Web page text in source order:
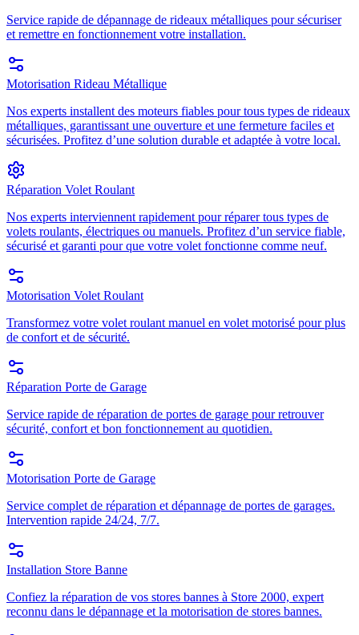
Service rapide de dépannage de rideaux métalliques pour sécuriser
et remettre en fonctionnement votre installation.
Motorisation Rideau Métallique
Nos experts installent des moteurs fiables pour tous types de rideaux
métalliques, garantissant une ouverture et une fermeture faciles et
sécurisées. Profitez d’une solution durable et adaptée à votre local.
Réparation Volet Roulant
Nos experts interviennent rapidement pour réparer tous types de
volets roulants, électriques ou manuels. Profitez d’un service fiable,
sécurisé et garanti pour que votre volet fonctionne comme neuf.
Motorisation Volet Roulant
Transformez votre volet roulant manuel en volet motorisé pour plus
de confort et de sécurité.
Réparation Porte de Garage
Service rapide de réparation de portes de garage pour retrouver
sécurité, confort et bon fonctionnement au quotidien.
Motorisation Porte de Garage
Service complet de réparation et dépannage de portes de garages.
Intervention rapide 24/24, 7/7.
Installation Store Banne
Confiez la réparation de vos stores bannes à Store 2000, expert
reconnu dans le dépannage et la motorisation de stores bannes.